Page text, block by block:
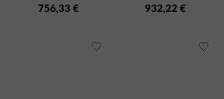
756,33 € 932,22 €